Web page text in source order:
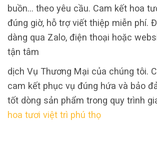
buồn… theo yêu cầu. Cam kết hoa
đúng giờ, hỗ trợ viết thiệp miễn phí.
dàng qua Zalo, điện thoại hoặc
tận tâm
dịch Vụ Thương Mại của chúng tôi.
cam kết phục vụ đúng hứa và bảo
tốt dòng sản phẩm trong quy trình
hoa tươi việt trì phú thọ